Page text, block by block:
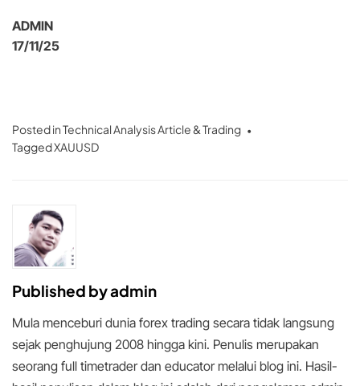
ADMIN
17/11/25
Posted inTechnical Analysis Article & Trading
TaggedXAUUSD
Published byadmin
Mula menceburi dunia forex trading secara tidak langsung
sejak penghujung 2008 hingga kini. Penulis merupakan
seorang full timetrader dan educator melalui blog ini. Hasil-